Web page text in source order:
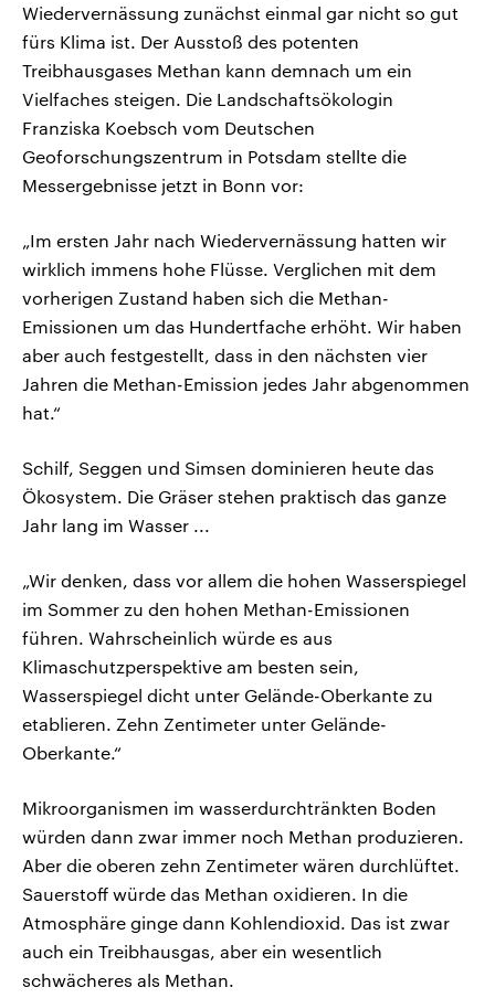
Wiedervernässung zunächst einmal gar nicht so gut
fürs Klima ist. Der Ausstoß des potenten
Treibhausgases Methan kann demnach um ein
Vielfaches steigen. Die Landschaftsökologin
Franziska Koebsch vom Deutschen
Geoforschungszentrum in Potsdam stellte die
Messergebnisse jetzt in Bonn vor:
„Im ersten Jahr nach Wiedervernässung hatten wir
wirklich immens hohe Flüsse. Verglichen mit dem
vorherigen Zustand haben sich die Methan-
Emissionen um das Hundertfache erhöht. Wir haben
aber auch festgestellt, dass in den nächsten vier
Jahren die Methan-Emission jedes Jahr abgenommen
hat.“
Schilf, Seggen und Simsen dominieren heute das
Ökosystem. Die Gräser stehen praktisch das ganze
Jahr lang im Wasser ...
„Wir denken, dass vor allem die hohen Wasserspiegel
im Sommer zu den hohen Methan-Emissionen
führen. Wahrscheinlich würde es aus
Klimaschutzperspektive am besten sein,
Wasserspiegel dicht unter Gelände-Oberkante zu
etablieren. Zehn Zentimeter unter Gelände-
Oberkante.“
Mikroorganismen im wasserdurchtränkten Boden
würden dann zwar immer noch Methan produzieren.
Aber die oberen zehn Zentimeter wären durchlüftet.
Sauerstoff würde das Methan oxidieren. In die
Atmosphäre ginge dann Kohlendioxid. Das ist zwar
auch ein Treibhausgas, aber ein wesentlich
schwächeres als Methan.